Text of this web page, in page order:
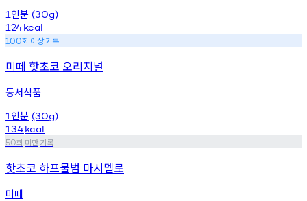
1 인분 (30g)
124kcal
100회 이상기록
미떼 핫초코 오리지널
동서식품
1 인분 (30g)
134kcal
50회 미만기록
핫초코 하프물범 마시멜로
미떼